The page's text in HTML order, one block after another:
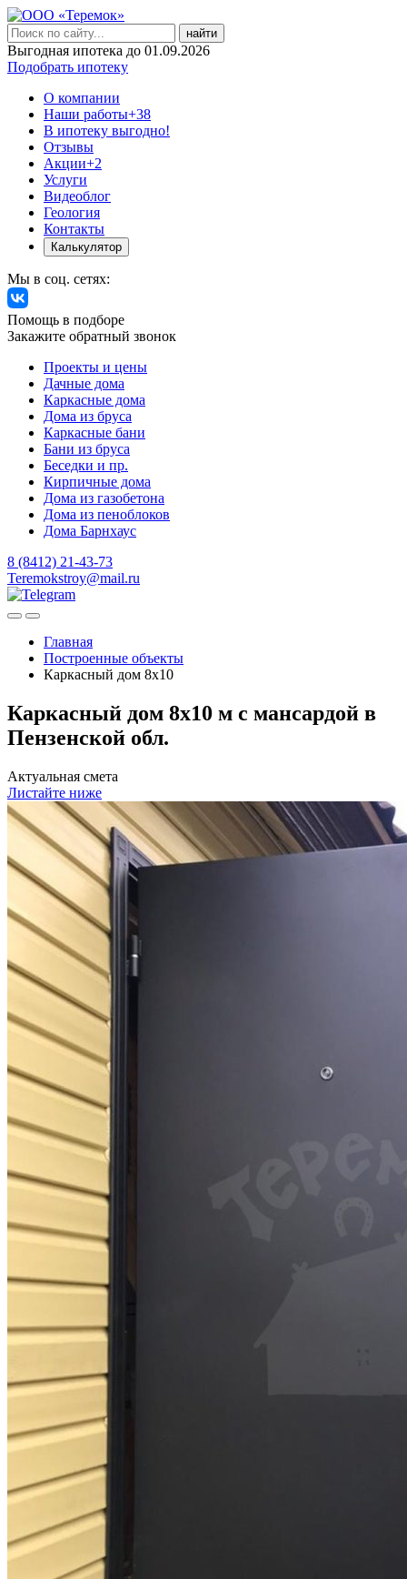
найти
Выгодная ипотека до 01.09.2026
Подобрать ипотеку
О компании
Наши работы+38
В ипотеку выгодно!
Отзывы
Акции+2
Услуги
Видеоблог
Геология
Контакты
Калькулятор
Мы в соц. сетях:
Помощь в подборе
Закажите обратный звонок
Проекты и цены
Дачные дома
Каркасные дома
Дома из бруса
Каркасные бани
Бани из бруса
Беседки и пр.
Кирпичные дома
Дома из газобетона
Дома из пеноблоков
Дома Барнхаус
8 (8412) 21-43-73
Teremokstroy@mail.ru
Главная
Построенные объекты
Каркасный дом 8х10
Каркасный дом 8х10 м с мансардой в
Пензенской обл.
Актуальная смета
Листайте ниже